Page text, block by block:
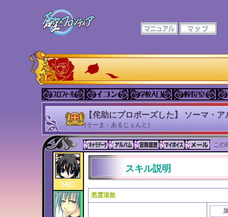
【侘助にプロポーズした】 ソーマ・ア
(そーま・あるじぇんと)
この
スキル説明
悪霊退散